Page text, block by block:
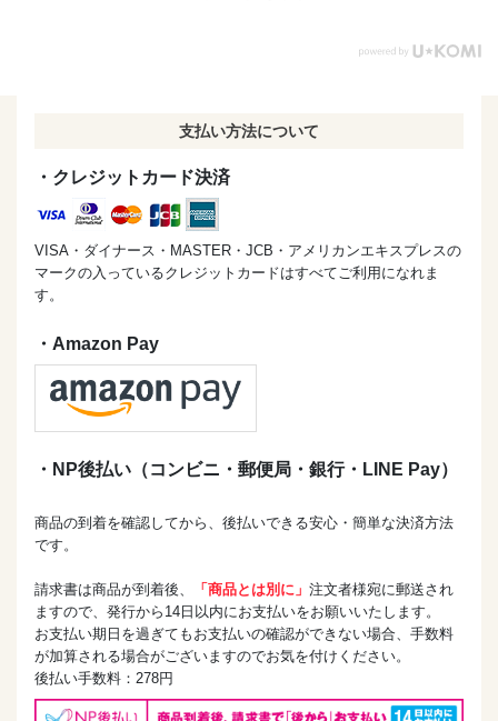
支払い方法について
・クレジットカード決済
VISA・ダイナース・MASTER・JCB・アメリカンエキスプレスの
マークの入っているクレジットカードはすべてご利用になれま
す。
・Amazon Pay
・NP後払い（コンビニ・郵便局・銀行・LINE Pay）
商品の到着を確認してから、後払いできる安心・簡単な決済方法
です。
請求書は商品が到着後、 「商品とは別に」 注文者様宛に郵送され
ますので、発行から14日以内にお支払いをお願いいたします。
お支払い期日を過ぎてもお支払いの確認ができない場合、手数料
が加算される場合がございますのでお気を付けください。
後払い手数料：278円